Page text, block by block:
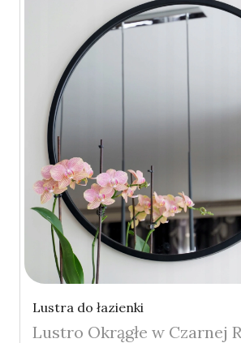
Lustra do łazienki
Lustro Okrągłe w Czarnej